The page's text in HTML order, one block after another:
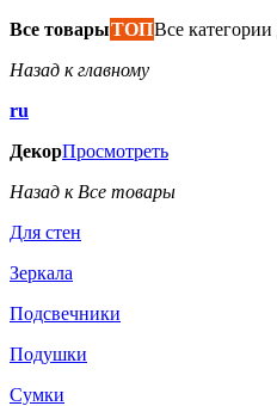
Все товарыТОПВсе
Назад к главному
ru
ДекорПросмотреть
Назад к Все товары
Для стен
Зеркала
Подсвечники
Подушки
Сумки